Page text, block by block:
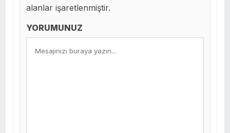
alanlar işaretlenmiştir.
YORUMUNUZ